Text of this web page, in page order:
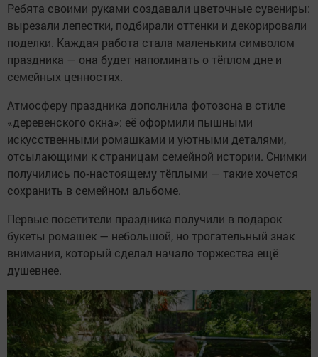
Ребята своими руками создавали цветочные сувениры:
вырезали лепестки, подбирали оттенки и декорировали
поделки. Каждая работа стала маленьким символом
праздника — она будет напоминать о тёплом дне и
семейных ценностях.
Атмосферу праздника дополнила фотозона в стиле
«деревенского окна»: её оформили пышными
искусственными ромашками и уютными деталями,
отсылающими к страницам семейной истории. Снимки
получились по‑настоящему тёплыми — такие хочется
сохранить в семейном альбоме.
Первые посетители праздника получили в подарок
букеты ромашек — небольшой, но трогательный знак
внимания, который сделал начало торжества ещё
душевнее.